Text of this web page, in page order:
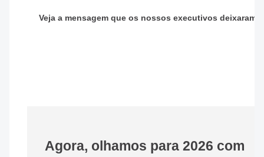
Veja a mensagem que os nossos executivos deixaram
Agora, olhamos para 2026 com